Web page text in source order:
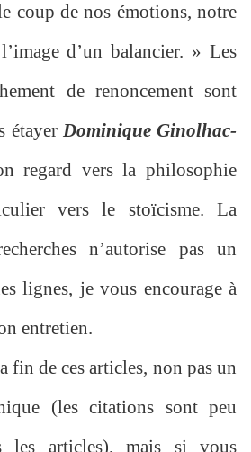
coup de nos émotions, notre
d’un balancier. » Les
de renoncement sont
étayer Dominique Ginolhac-
regard vers la philosophie
vers le stoïcisme. La
n’autorise pas un
lignes, je vous encourage à
entretien.
fin de ces articles, non pas un
(les citations sont peu
les articles), mais si vous